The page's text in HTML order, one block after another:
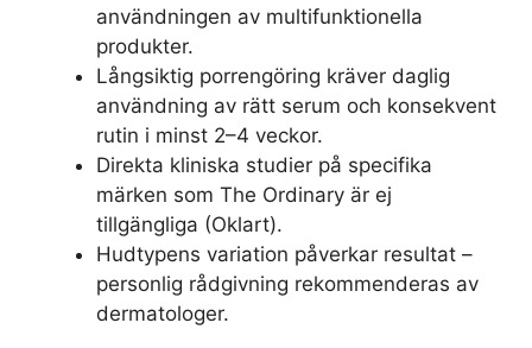
användningen av multifunktionella
produkter.
Långsiktig porrengöring kräver daglig
användning av rätt serum och konsekvent
rutin i minst 2–4 veckor.
Direkta kliniska studier på specifika
märken som The Ordinary är ej
tillgängliga (Oklart).
Hudtypens variation påverkar resultat –
personlig rådgivning rekommenderas av
dermatologer.